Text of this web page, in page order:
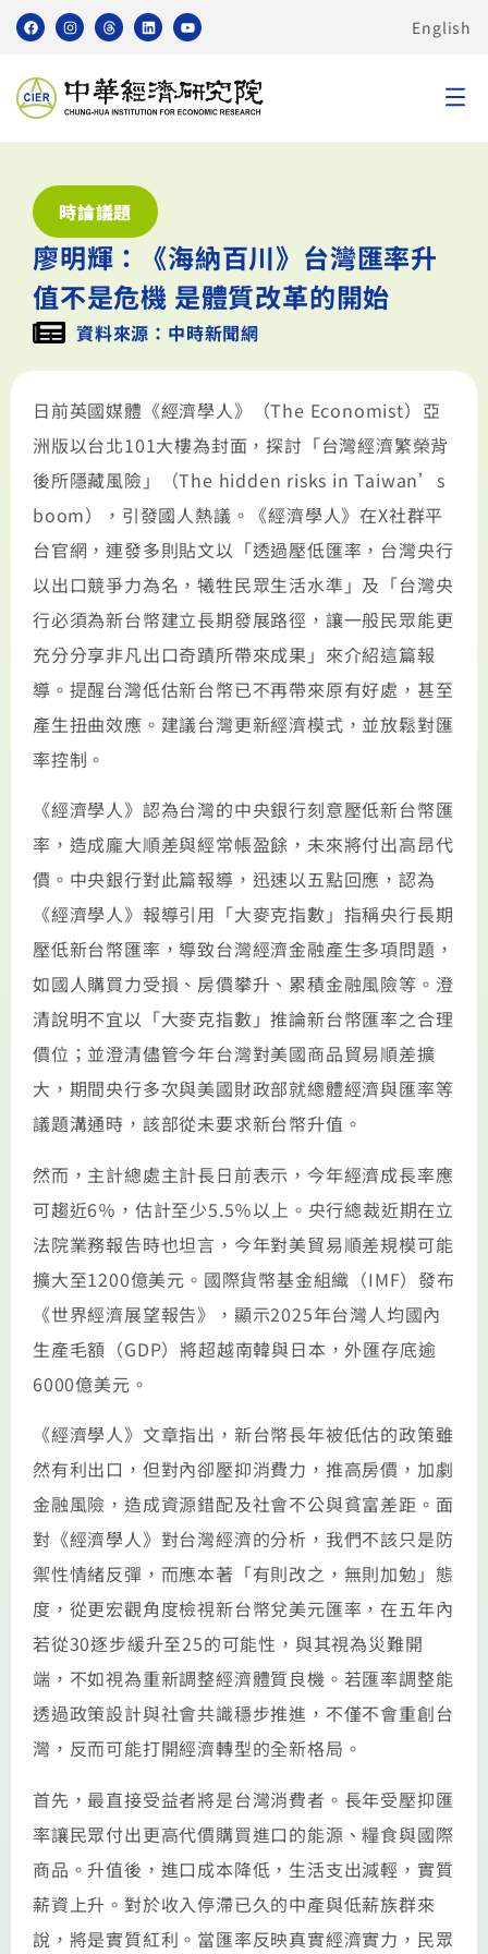
English
時論議題
廖明輝：《海納百川》台灣匯率升
值不是危機 是體質改革的開始
資料來源：中時新聞網
日前英國媒體《經濟學人》（The Economist）亞
洲版以台北101大樓為封面，探討「台灣經濟繁榮背
後所隱藏風險」（The hidden risks in Taiwan’s
boom），引發國人熱議。《經濟學人》在X社群平
台官網，連發多則貼文以「透過壓低匯率，台灣央行
以出口競爭力為名，犧牲民眾生活水準」及「台灣央
行必須為新台幣建立長期發展路徑，讓一般民眾能更
充分分享非凡出口奇蹟所帶來成果」來介紹這篇報
導。提醒台灣低估新台幣已不再帶來原有好處，甚至
產生扭曲效應。建議台灣更新經濟模式，並放鬆對匯
率控制。
《經濟學人》認為台灣的中央銀行刻意壓低新台幣匯
率，造成龐大順差與經常帳盈餘，未來將付出高昂代
價。中央銀行對此篇報導，迅速以五點回應，認為
《經濟學人》報導引用「大麥克指數」指稱央行長期
壓低新台幣匯率，導致台灣經濟金融產生多項問題，
如國人購買力受損、房價攀升、累積金融風險等。澄
清說明不宜以「大麥克指數」推論新台幣匯率之合理
價位；並澄清儘管今年台灣對美國商品貿易順差擴
大，期間央行多次與美國財政部就總體經濟與匯率等
議題溝通時，該部從未要求新台幣升值。
然而，主計總處主計長日前表示，今年經濟成長率應
可趨近6％，估計至少5.5％以上。央行總裁近期在立
法院業務報告時也坦言，今年對美貿易順差規模可能
擴大至1200億美元。國際貨幣基金組織（IMF）發布
《世界經濟展望報告》，顯示2025年台灣人均國內
生產毛額（GDP）將超越南韓與日本，外匯存底逾
6000億美元。
《經濟學人》文章指出，新台幣長年被低估的政策雖
然有利出口，但對內卻壓抑消費力，推高房價，加劇
金融風險，造成資源錯配及社會不公與貧富差距。面
對《經濟學人》對台灣經濟的分析，我們不該只是防
禦性情緒反彈，而應本著「有則改之，無則加勉」態
度，從更宏觀角度檢視新台幣兌美元匯率，在五年內
若從30逐步緩升至25的可能性，與其視為災難開
端，不如視為重新調整經濟體質良機。若匯率調整能
透過政策設計與社會共識穩步推進，不僅不會重創台
灣，反而可能打開經濟轉型的全新格局。
首先，最直接受益者將是台灣消費者。長年受壓抑匯
率讓民眾付出更高代價購買進口的能源、糧食與國際
商品。升值後，進口成本降低，生活支出減輕，實質
薪資上升。對於收入停滯已久的中產與低薪族群來
說，將是實質紅利。當匯率反映真實經濟實力，民眾